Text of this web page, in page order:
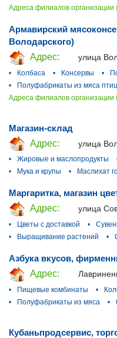
Адреса филиалов организации
Армавирский
Володарского)
Адрес:
улица
•
Колбаса • Консервы •
•
Полуфабрикаты из мяса
Адреса филиалов организации
Магазин-склад
Адрес:
улица
•
Жировые и маслопродукты
•
Мука и крупы • Маслихат
Маргаритка, магазин
Адрес:
улица
•
Цветы с доставкой •
•
Выращивание растений •
Азбука вкусов,
Адрес:
•
Пищевые комбинаты •
•
Полуфабрикаты из мяса •
Кубаньпродсервис,